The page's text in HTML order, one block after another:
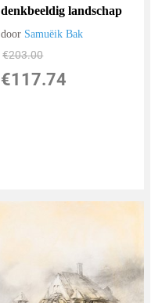
denkbeeldig landschap
door Samuëik Bak
€203.00
€117.74